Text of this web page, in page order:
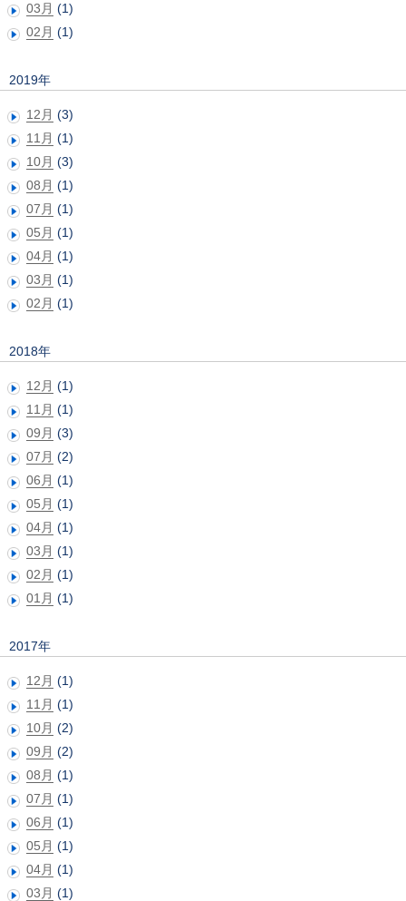
03月 (1)
02月 (1)
2019年
12月 (3)
11月 (1)
10月 (3)
08月 (1)
07月 (1)
05月 (1)
04月 (1)
03月 (1)
02月 (1)
2018年
12月 (1)
11月 (1)
09月 (3)
07月 (2)
06月 (1)
05月 (1)
04月 (1)
03月 (1)
02月 (1)
01月 (1)
2017年
12月 (1)
11月 (1)
10月 (2)
09月 (2)
08月 (1)
07月 (1)
06月 (1)
05月 (1)
04月 (1)
03月 (1)